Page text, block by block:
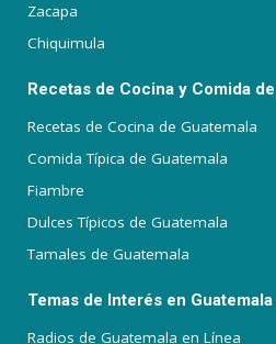
Zacapa
Chiquimula
Recetas de Cocina y Comida
Recetas de Cocina de Guatemala
Comida Típica de Guatemala
Fiambre
Dulces Típicos de Guatemala
Tamales de Guatemala
Temas de Interés en Guatemala
Radios de Guatemala en Línea